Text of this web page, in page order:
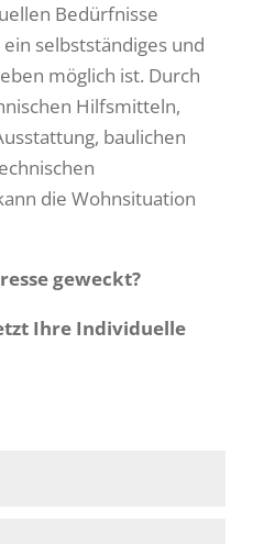
Bedürfnisse
selbstständiges und
möglich ist. Durch
Hilfsmitteln,
baulichen
die Wohnsituation
geweckt?
Ihre Individuelle